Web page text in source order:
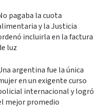
pagaba la cuota
y la Justicia
incluirla en la factura
luz
argentina fue la única
en un exigente curso
internacional y logró
mejor promedio